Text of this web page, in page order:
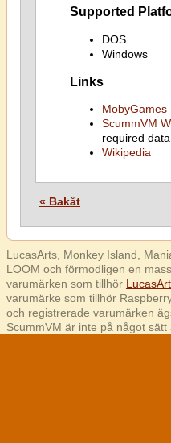
Supported
DOS
Windows
Links
MobyGames
ScummVM
required
Wikipedia
« Bakåt
LucasArts, Monkey Island,
LOOM och förmodligen en
varumärken som tillhör
varumärke som tillhör
och registrerade varumärken
ScummVM är inte på något sätt